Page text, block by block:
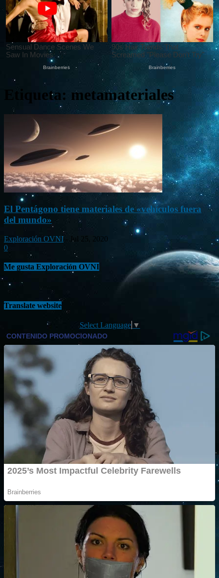
Etiqueta: metamateriales
El Pentágono tiene materiales de «vehículos fuera
del mundo»
Exploración OVNI -
Jul 25, 2020
0
Me gusta Exploración OVNI
Translate website
Select Language ▼